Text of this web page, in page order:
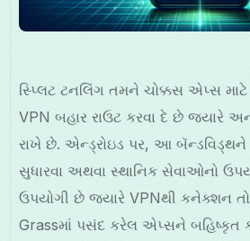
ગુજરાતી
સ્પ્લિટ ટનલિંગ તમને ચોક્કસ એપ્સ માટે
VPN બહાર રાઉટ કરવા દે છે જ્યારે
રાખે છે. એન્ડ્રોઇડ પર, આ
સુધારવા અથવા સ્થાનિક સેવાઓનો
ઉપયોગી છે જ્યારે VPNથી કનેક્શન
Grassમાં પસંદ કરેલ એપ્સને બહિષ્કૃત